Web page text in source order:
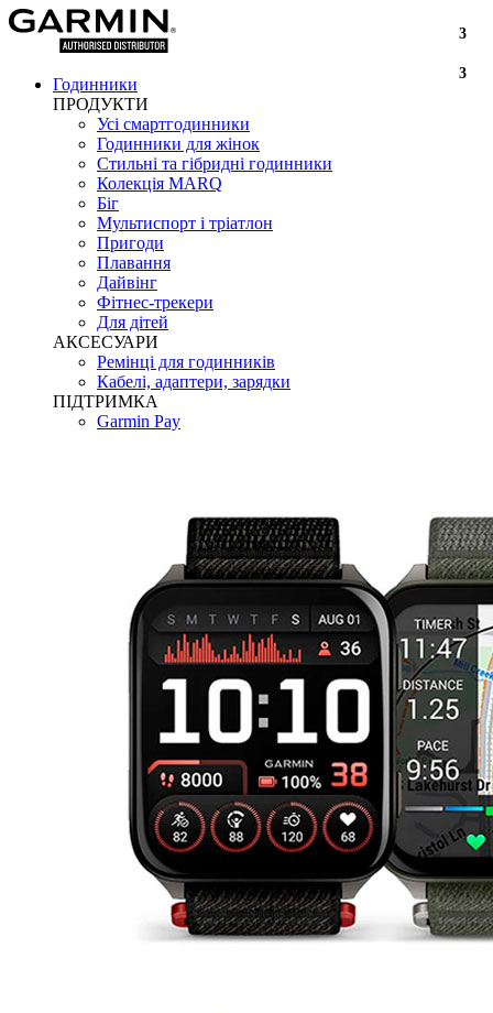
Годинники
ПРОДУКТИ
Усі смартгодинники
Годинники для жінок
Стильні та гібридні годинники
Колекція MARQ
Біг
Мультиспорт і тріатлон
Пригоди
Плавання
Дайвінг
Фітнес-трекери
Для дітей
АКСЕСУАРИ
Ремінці для годинників
Кабелі, адаптери, зарядки
ПІДТРИМКА
Garmin Pay
3
3